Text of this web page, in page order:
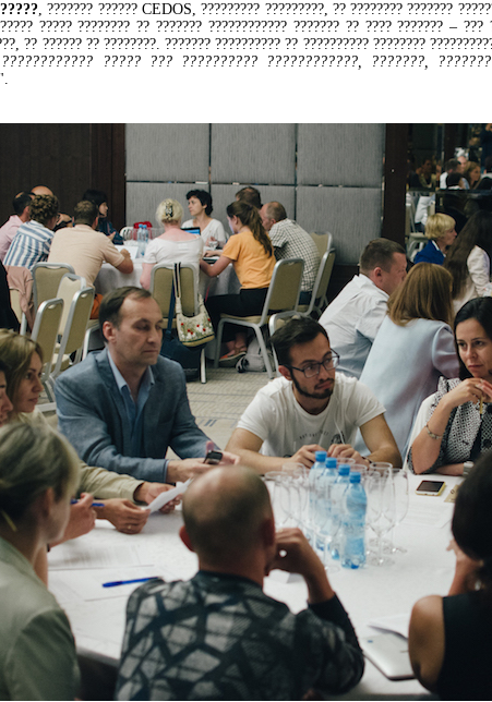
, ??????? ?????? CEDOS, ????????? ?????????, ?? ???????? ???????
????? ???????? ?? ??????? ???????????? ??????? ?? ???? ??????? –
?? ?????? ?? ????????. ??????? ?????????? ?? ?????????? ????????
????? ??? ?????????? ????????????, ???????,
".